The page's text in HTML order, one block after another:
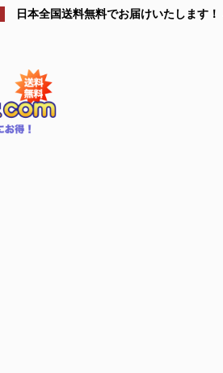
日本全国送料無料でお届けいたします！